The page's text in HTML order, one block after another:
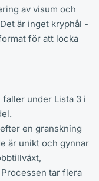
av visum och
är inget kryphål -
för att locka
faller under Lista 3 i
en granskning
är unikt och gynnar
tar flera